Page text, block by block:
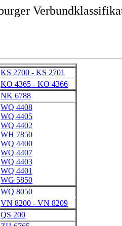
KS 2700 - KS 2701
KO 4365 - KO 4366
NK 6788
WQ 4408
WQ 4405
WQ 4402
WH 7850
WQ 4400
WQ 4407
WQ 4403
WQ 4401
WG 5850
WQ 8050
VN 8200 - VN 8209
QS 200